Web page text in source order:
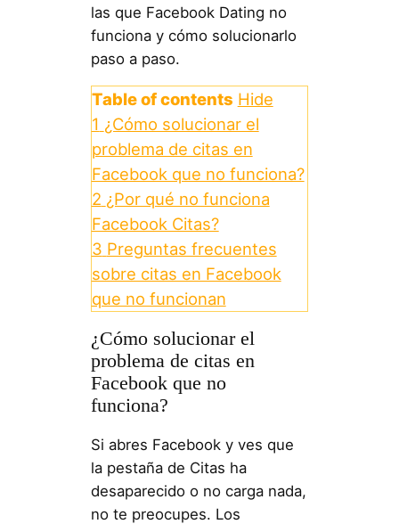
las que Facebook Dating no
funciona y cómo solucionarlo
paso a paso.
Table of contents Hide
1 ¿Cómo solucionar el
problema de citas en
Facebook que no funciona?
2 ¿Por qué no funciona
Facebook Citas?
3 Preguntas frecuentes
sobre citas en Facebook
que no funcionan
¿Cómo solucionar el
problema de citas en
Facebook que no
funciona?
Si abres Facebook y ves que
la pestaña de Citas ha
desaparecido o no carga nada,
no te preocupes. Los